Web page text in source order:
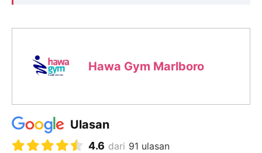
Hawa Gym Marlboro
Ulasan
4.6 dari 91 ulasan